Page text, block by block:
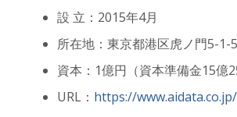
設 立：2015年4月
所在地：東京都港区虎ノ門5-1-
資本：1億円（資本準備金15億
URL： https://www.aidata.co.jp/